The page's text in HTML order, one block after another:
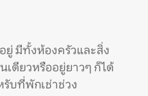
ยู่ มีทั้งห้องครัวและสิ่ง
เดียวหรืออยู่ยาวๆ ก็ได้
รับที่พักเช่าช่วง